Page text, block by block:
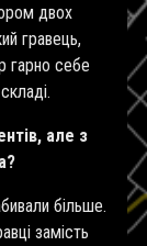
двох
гравець,
гарно себе
але з
більше.
замість